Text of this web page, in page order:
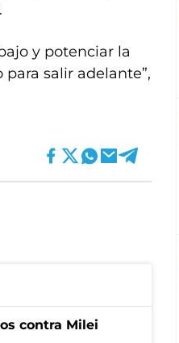
y potenciar la
salir adelante”,
contra Milei